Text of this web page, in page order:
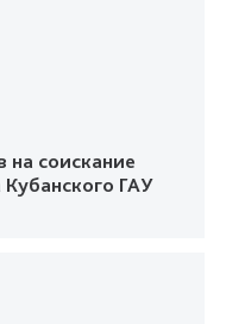
на соискание
ГАУ